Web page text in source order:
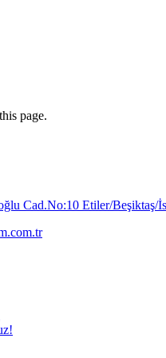
page.
Cad.No:10 Etiler/Beşiktaş/